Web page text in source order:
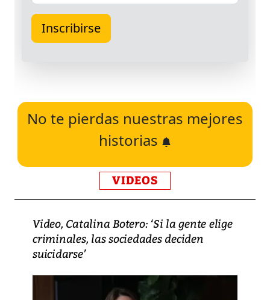
No te pierdas nuestras mejores
historias
VIDEOS
Video, Catalina Botero: ‘Si la gente elige
criminales, las sociedades deciden
suicidarse’